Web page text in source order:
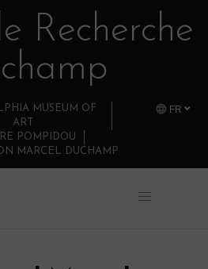
Recherche
FR
MUSEUM OF
ART
POMPIDOU
MARCEL DUCHAMP